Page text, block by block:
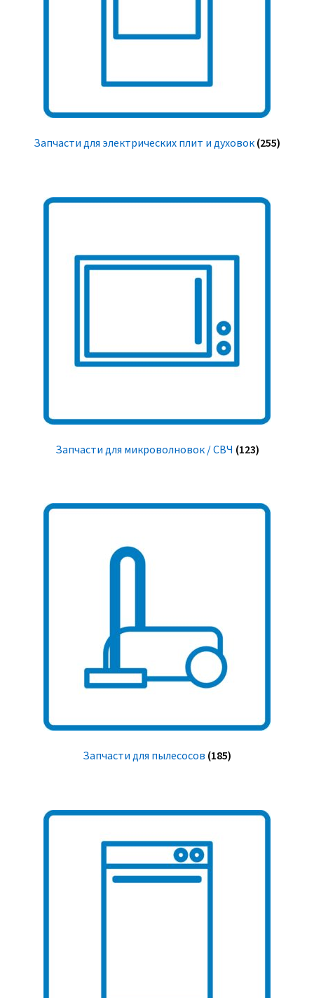
Запчасти для электрических плит и духовок (255)
Запчасти для микроволновок / СВЧ (123)
Запчасти для пылесосов (185)